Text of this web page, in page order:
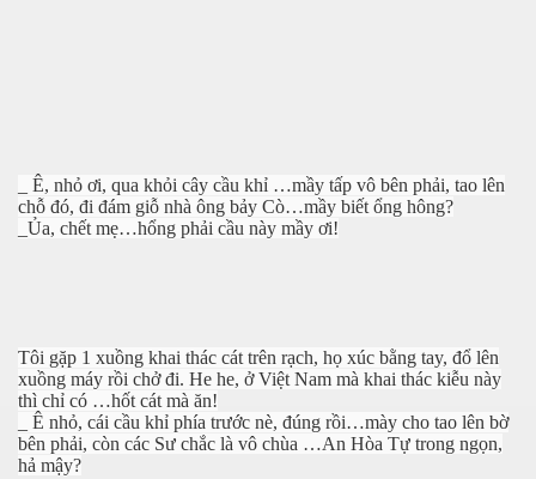
_ Ê, nhỏ ơi, qua khỏi cây cầu khỉ …mầy tấp vô bên phải, tao lên
chỗ đó, đi đám giỗ nhà ông bảy Cò…mầy biết ổng hông?
_Ủa, chết mẹ…hổng phải cầu này mầy ơi!
Tôi gặp 1 xuồng khai thác cát trên rạch, họ xúc bằng tay, đổ lên
xuồng máy rồi chở đi. He he, ở Việt Nam mà khai thác kiễu này
thì chỉ có …hốt cát mà ăn!
_ Ê nhỏ, cái cầu khỉ phía trước nè, đúng rồi…mày cho tao lên bờ
bên phải, còn các Sư chắc là vô chùa …An Hòa Tự trong ngọn,
hả mậy?